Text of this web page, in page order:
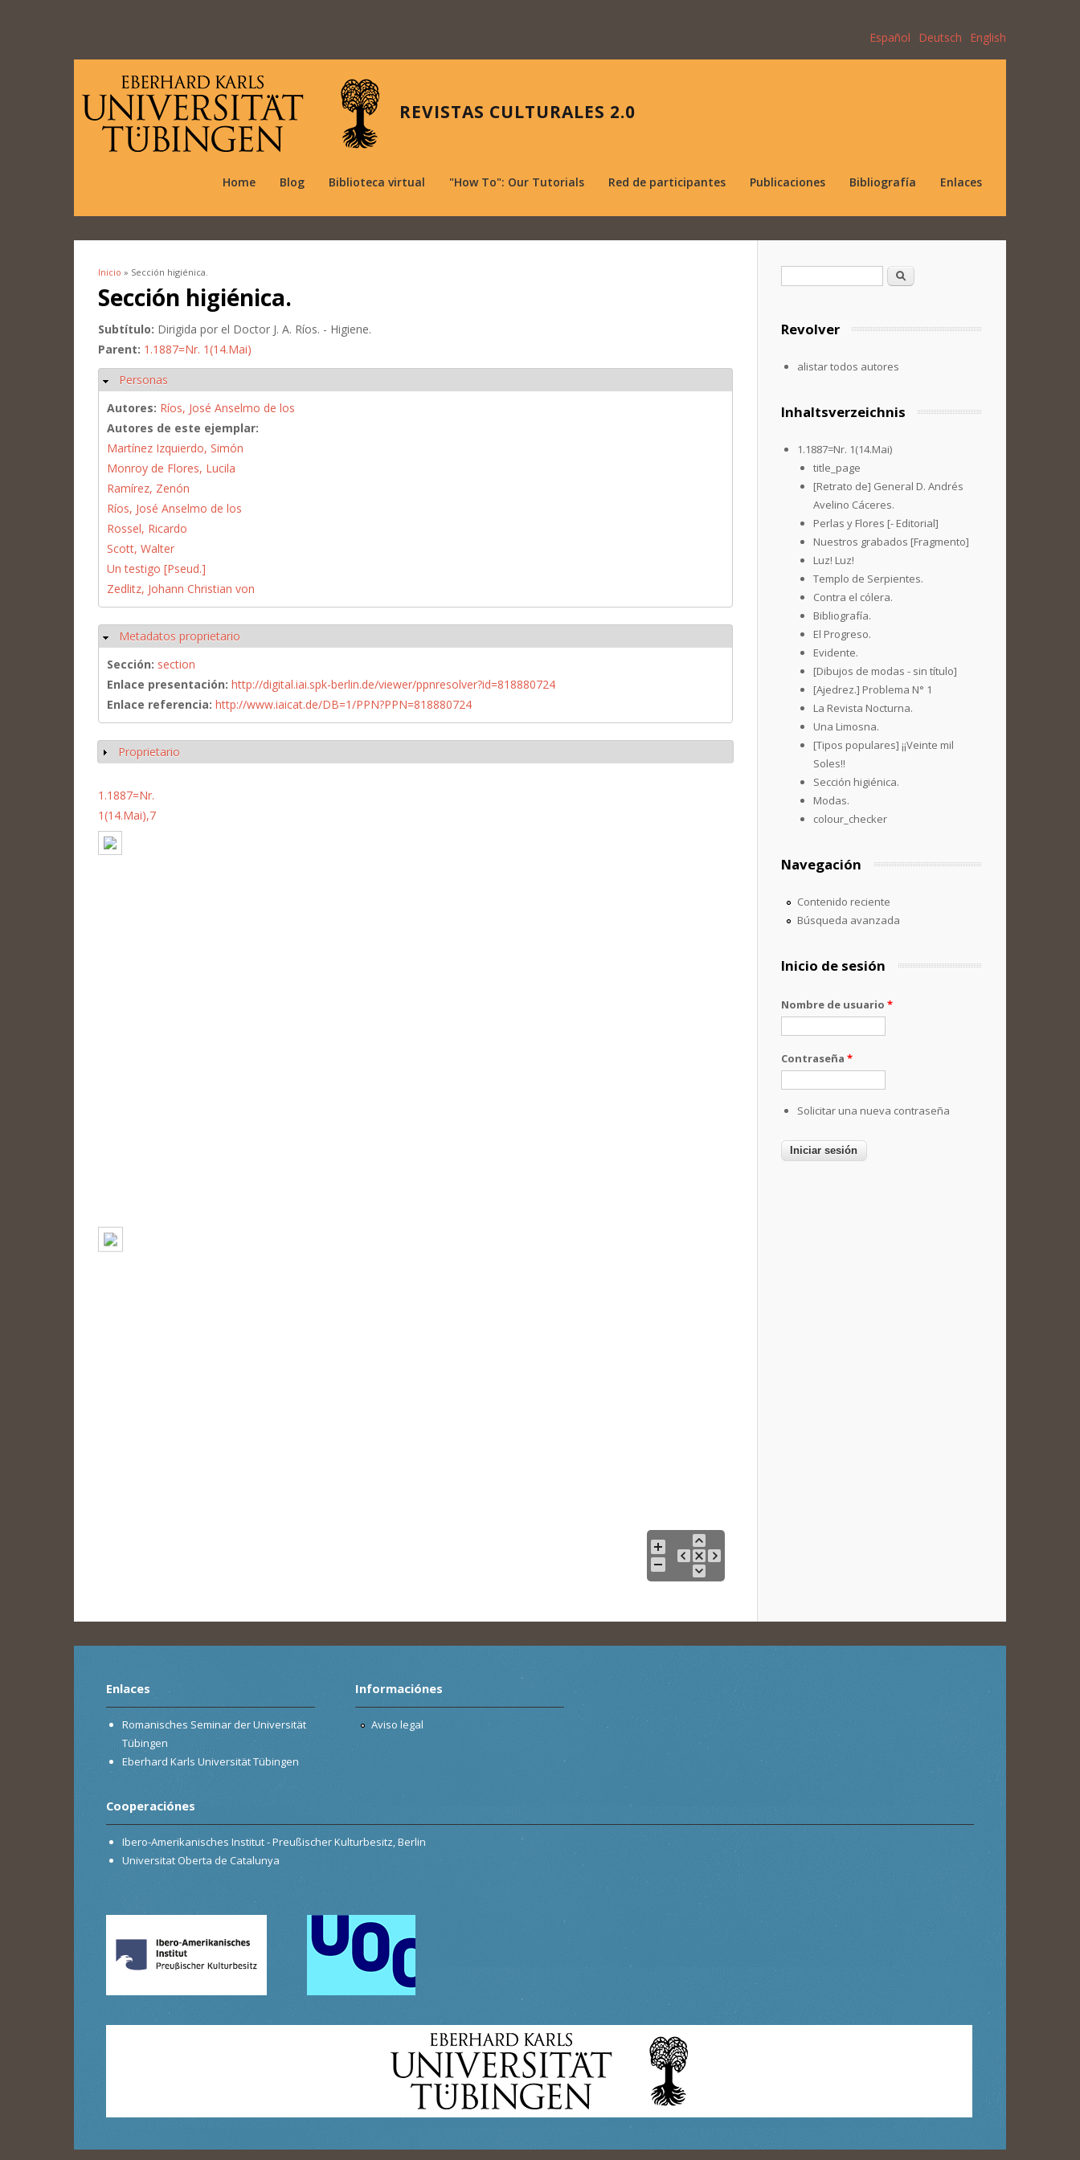
Español Deutsch English
REVISTAS CULTURALES 2.0
Home Blog Biblioteca virtual "How To": Our Tutorials Red de participantes Publicaciones Bibliografía Enlaces
Se encuentra usted aquí
Inicio » Sección higiénica.
Sección higiénica.
Subtítulo: Dirigida por el Doctor J. A. Ríos. - Higiene.
Parent: 1.1887=Nr. 1(14.Mai)
Ocultar
Personas
Autores: Ríos, José Anselmo de los
Autores de este ejemplar:
Martínez Izquierdo, Simón
Monroy de Flores, Lucila
Ramírez, Zenón
Ríos, José Anselmo de los
Rossel, Ricardo
Scott, Walter
Un testigo [Pseud.]
Zedlitz, Johann Christian von
Ocultar
Metadatos proprietario
Sección: section
Enlace presentación: http://digital.iai.spk-berlin.de/viewer/ppnresolver?id=818880724
Enlace referencia: http://www.iaicat.de/DB=1/PPN?PPN=818880724
Mostrar
Proprietario
1.1887=Nr.
1(14.Mai),7
Formulario de búsqueda
Buscar
Revolver
alistar todos autores
Inhaltsverzeichnis
1.1887=Nr. 1(14.Mai)
title_page
[Retrato de] General D. Andrés
Avelino Cáceres.
Perlas y Flores [- Editorial]
Nuestros grabados [Fragmento]
Luz! Luz!
Templo de Serpientes.
Contra el cólera.
Bibliografía.
El Progreso.
Evidente.
[Dibujos de modas - sin título]
[Ajedrez.] Problema N° 1
La Revista Nocturna.
Una Limosna.
[Tipos populares] ¡¡Veinte mil
Soles!!
Sección higiénica.
Modas.
colour_checker
Navegación
Contenido reciente
Búsqueda avanzada
Inicio de sesión
Nombre de usuario *
Contraseña *
Solicitar una nueva contraseña
Enlaces
Romanisches Seminar der Universität
Tübingen
Eberhard Karls Universität Tübingen
Informaciónes
Aviso legal
Cooperaciónes
Ibero-Amerikanisches Institut - Preußischer Kulturbesitz, Berlin
Universitat Oberta de Catalunya